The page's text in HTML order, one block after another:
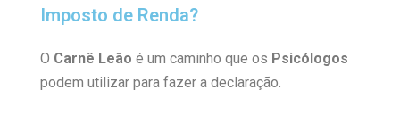
Imposto de Renda?
O Carnê Leão é um caminho que os Psicólogos
podem utilizar para fazer a declaração.